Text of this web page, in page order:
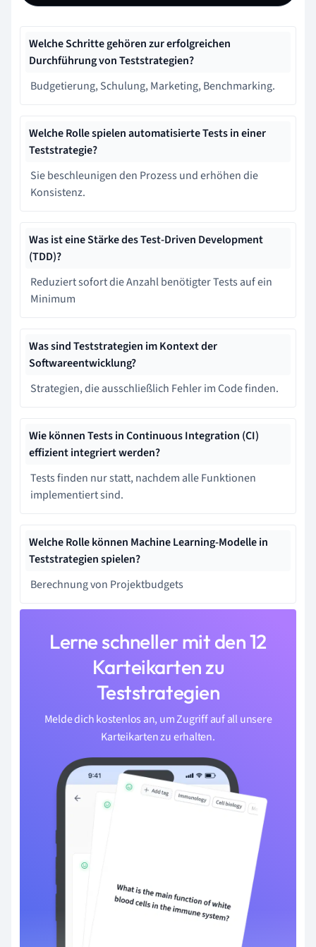
Welche Schritte gehören zur erfolgreichen
Durchführung von Teststrategien?
Budgetierung, Schulung, Marketing, Benchmarking.
Welche Rolle spielen automatisierte Tests in einer
Teststrategie?
Sie beschleunigen den Prozess und erhöhen die
Konsistenz.
Was ist eine Stärke des Test-Driven Development
(TDD)?
Reduziert sofort die Anzahl benötigter Tests auf ein
Minimum
Was sind Teststrategien im Kontext der
Softwareentwicklung?
Strategien, die ausschließlich Fehler im Code finden.
Wie können Tests in Continuous Integration (CI)
effizient integriert werden?
Tests finden nur statt, nachdem alle Funktionen
implementiert sind.
Welche Rolle können Machine Learning-Modelle in
Teststrategien spielen?
Berechnung von Projektbudgets
Lerne schneller mit den 12
Karteikarten zu
Teststrategien
Melde dich kostenlos an, um Zugriff auf all unsere
Karteikarten zu erhalten.